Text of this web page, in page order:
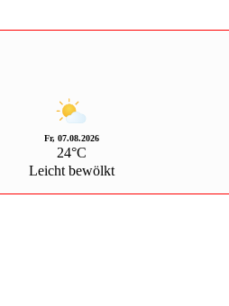
Fr, 07.08.2026
24°C
Leicht bewölkt